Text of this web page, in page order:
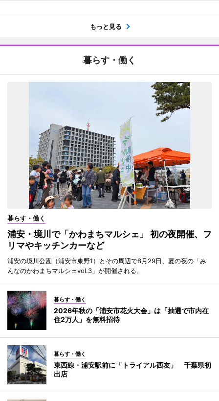
もっと見る
暮らす・働く
暮らす・働く
浦安・境川で「かわまちマルシェ」 初の夜開催、フ
リマやキッチンカーなど
浦安の境川公園（浦安市東野1）とその周辺で8月29日、夏の夜の「み
んなのかわまちマルシェvol.3」が開催される。
暮らす・働く
2026年秋の「浦安市花火大会」は「抽選で市内在
住2万人」を無料招待
暮らす・働く
東西線・浦安駅前に「トライアル西友」 千葉県初
出店